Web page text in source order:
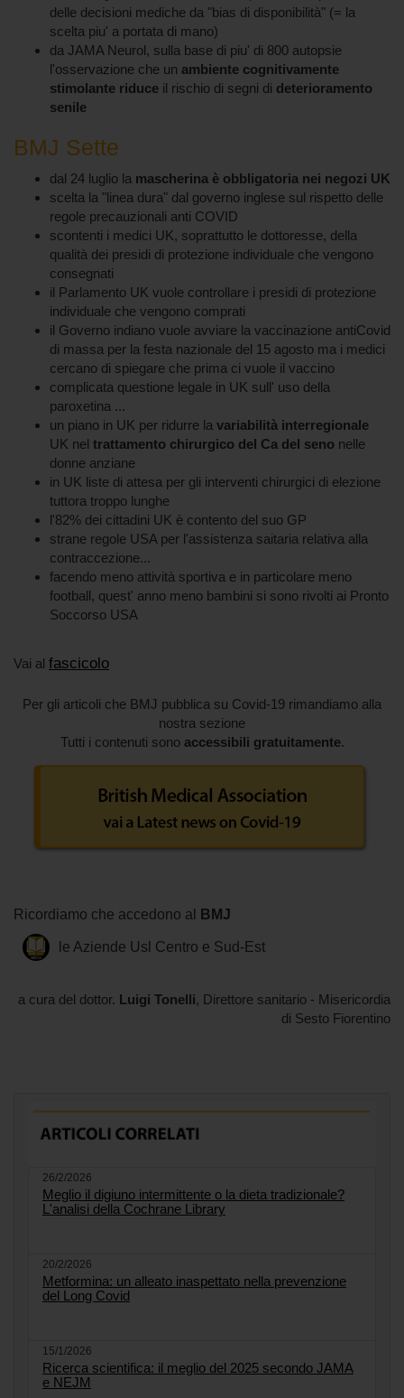
delle decisioni mediche da "bias di disponibilità" (= la
scelta piu' a portata di mano)
da JAMA Neurol, sulla base di piu' di 800 autopsie
l'osservazione che un ambiente cognitivamente
stimolante riduce il rischio di segni di deterioramento
senile
BMJ Sette
dal 24 luglio la mascherina è obbligatoria nei negozi UK
scelta la "linea dura" dal governo inglese sul rispetto delle
regole precauzionali anti COVID
scontenti i medici UK, soprattutto le dottoresse, della
qualità dei presidi di protezione individuale che vengono
consegnati
il Parlamento UK vuole controllare i presidi di protezione
individuale che vengono comprati
il Governo indiano vuole avviare la vaccinazione antiCovid
di massa per la festa nazionale del 15 agosto ma i medici
cercano di spiegare che prima ci vuole il vaccino
complicata questione legale in UK sull' uso della
paroxetina ...
un piano in UK per ridurre la variabilità interregionale
UK nel trattamento chirurgico del Ca del seno nelle
donne anziane
in UK liste di attesa per gli interventi chirurgici di elezione
tuttora troppo lunghe
l'82% dei cittadini UK è contento del suo GP
strane regole USA per l'assistenza saitaria relativa alla
contraccezione...
facendo meno attività sportiva e in particolare meno
football, quest' anno meno bambini si sono rivolti ai Pronto
Soccorso USA
Vai al fascicolo
Per gli articoli che BMJ pubblica su Covid-19 rimandiamo alla
nostra sezione
Tutti i contenuti sono accessibili gratuitamente.
Ricordiamo che accedono al BMJ
le Aziende Usl Centro e Sud-Est
a cura del dottor. Luigi Tonelli, Direttore sanitario - Misericordia
di Sesto Fiorentino
26/2/2026
Meglio il digiuno intermittente o la dieta tradizionale?
L'analisi della Cochrane Library
20/2/2026
Metformina: un alleato inaspettato nella prevenzione
del Long Covid
15/1/2026
Ricerca scientifica: il meglio del 2025 secondo JAMA
e NEJM